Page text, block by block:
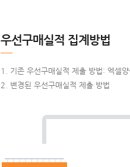
우선구매실적 집계방법
기존 우선구매실적 제출 방법: 엑셀
변경된 우선구매실적 제출 방법